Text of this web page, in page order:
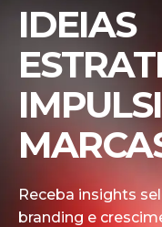
IDEIAS
Receba insights
branding e